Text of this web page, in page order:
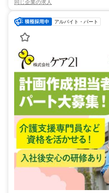
同じ企業の求人
アルバイト・パート